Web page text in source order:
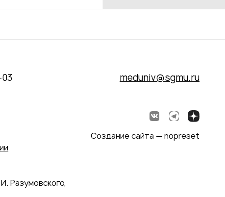
meduniv@sgmu.ru
Разумовского,
Создание сайта — nopreset